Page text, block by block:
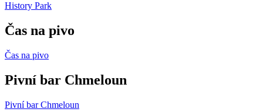
History Park
Čas na pivo
Čas na pivo
Pivní bar Chmeloun
Pivní bar Chmeloun